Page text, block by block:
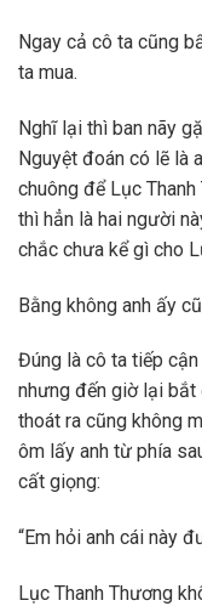
Ngay cả cô ta cũng
ta mua.
Nghĩ lại thì ban nãy
Nguyệt đoán có lẽ là
chuông để Lục
thì hẳn là hai người
chắc chưa kể gì cho
Bằng không anh ấy
Đúng là cô ta tiếp
nhưng đến giờ lại bắt
thoát ra cũng không
ôm lấy anh từ phía
cất giọng:
“Em hỏi anh cái này
Lục Thanh Thương